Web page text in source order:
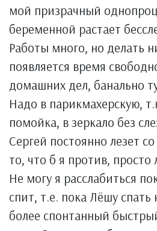
мой призрачный
беременной растает
Работы много, но делать
появляется время
домашних дел, банально
Надо в парикмахерскую,
помойка, в зеркало без
Сергей постоянно лезет
то, что б я против, просто
Не могу я расслабиться
спит, т.е. пока Лёшу спать
более спонтанный